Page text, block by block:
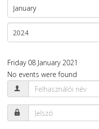
Friday 08 January 2021
No events were found